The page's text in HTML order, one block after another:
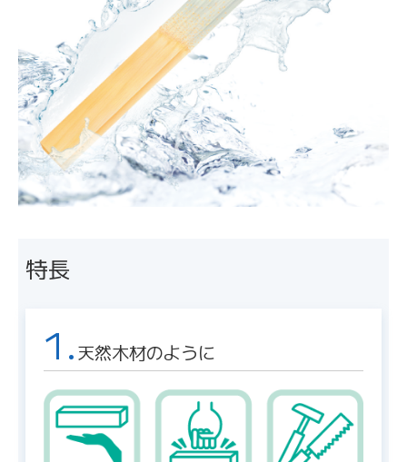
特長
1.天然木材のように